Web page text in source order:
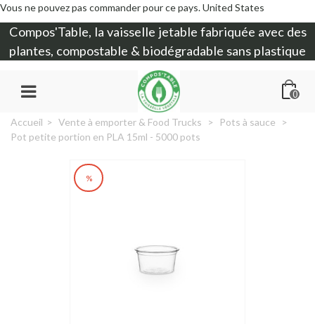
Vous ne pouvez pas commander pour ce pays.United States
Compos'Table, la vaisselle jetable fabriquée avec des
plantes, compostable & biodégradable sans plastique
0
Accueil > Vente à emporter & Food Trucks > Pots à sauce
>
Pot petite portion en PLA 15ml - 5000 pots
%